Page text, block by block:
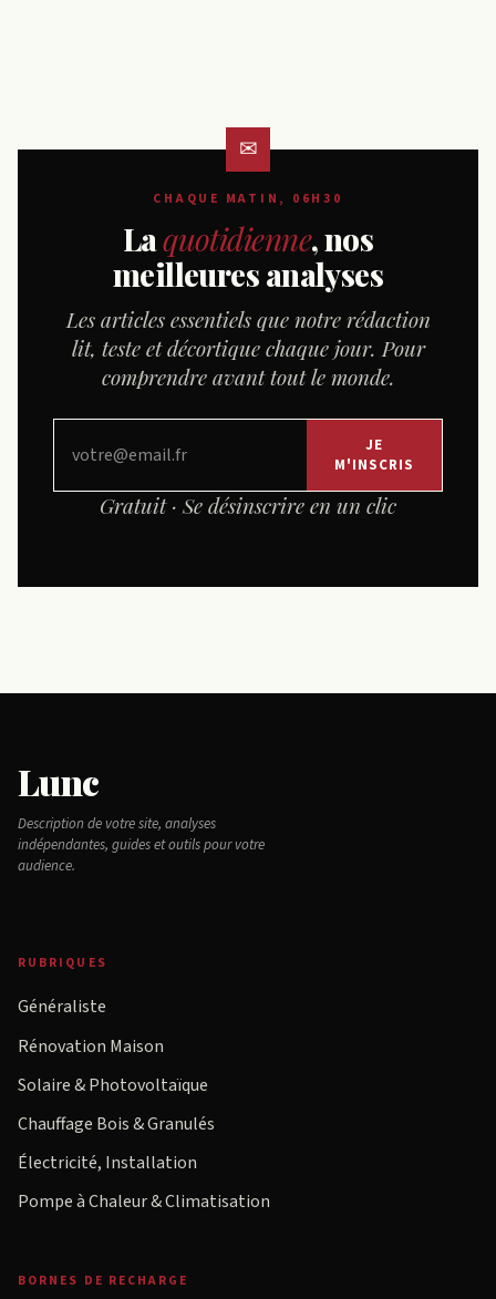
CHAQUE MATIN, 06H30
Laquotidienne, nos
meilleures analyses
Les articles essentiels que notre rédaction
lit, teste et décortique chaque jour. Pour
comprendre avant tout le monde.
JE
M'INSCRIS
Gratuit · Se désinscrire en un clic
Lunc
Description de votre site, analyses
indépendantes, guides et outils pour votre
audience.
RUBRIQUES
Généraliste
Rénovation Maison
Solaire & Photovoltaïque
Chauffage Bois & Granulés
Électricité, Installation
Pompe à Chaleur & Climatisation
BORNES DE RECHARGE